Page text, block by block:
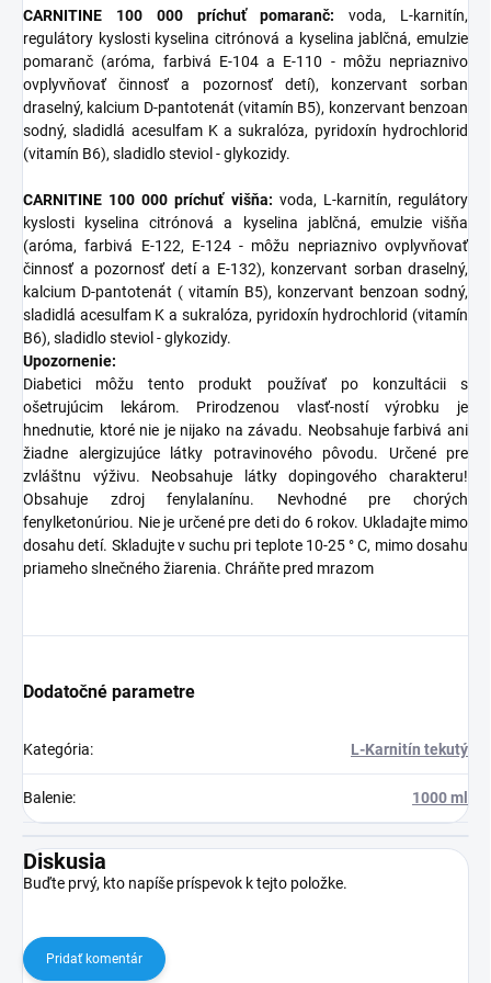
CARNITINE 100 000 príchuť pomaranč:voda, L-karnitín,
regulátory kyslosti kyselina citrónová a kyselina jablčná, emulzie
pomaranč (aróma, farbivá E-104 a E-110 - môžu nepriaznivo
ovplyvňovať činnosť a pozornosť detí), konzervant sorban
draselný, kalcium D-pantotenát (vitamín B5), konzervant benzoan
sodný, sladidlá acesulfam K a sukralóza, pyridoxín hydrochlorid
(vitamín B6), sladidlo steviol - glykozidy.
CARNITINE 100 000 príchuť višňa: voda, L-karnitín, regulátory
kyslosti kyselina citrónová a kyselina jablčná, emulzie višňa
(aróma, farbivá E-122, E-124 - môžu nepriaznivo ovplyvňovať
činnosť a pozornosť detí a E-132), konzervant sorban draselný,
kalcium D-pantotenát ( vitamín B5), konzervant benzoan sodný,
sladidlá acesulfam K a sukralóza, pyridoxín hydrochlorid (vitamín
B6), sladidlo steviol - glykozidy.
Upozornenie:
Diabetici môžu tento produkt používať po konzultácii s
ošetrujúcim lekárom. Prirodzenou vlasť-ností výrobku je
hnednutie, ktoré nie je nijako na závadu. Neobsahuje farbivá ani
žiadne alergizujúce látky potravinového pôvodu. Určené pre
zvláštnu výživu. Neobsahuje látky dopingového charakteru!
Obsahuje zdroj fenylalanínu. Nevhodné pre chorých
fenylketonúriou. Nie je určené pre deti do 6 rokov. Ukladajte mimo
dosahu detí. Skladujte v suchu pri teplote 10-25 ° C, mimo dosahu
priameho slnečného žiarenia. Chráňte pred mrazom
Dodatočné parametre
Kategória: L-Karnitín tekutý
Balenie: 1000 ml
Diskusia
Buďte prvý, kto napíše príspevok k tejto položke.
Pridať komentár